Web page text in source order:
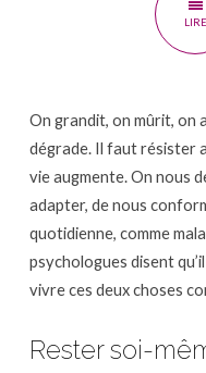
LIRE
On grandit, on mûrit, on
dégrade. Il faut résister
vie augmente. On nous
adapter, de nous
quotidienne, comme
psychologues disent
vivre ces deux choses
Rester soi-